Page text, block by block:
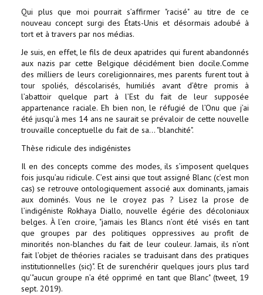
Qui plus que moi pourrait s’affirmer "racisé" au titre de ce
nouveau concept surgi des États-Unis et désormais adoubé à
tort et à travers par nos médias.
Je suis, en effet, le fils de deux apatrides qui furent abandonnés
aux nazis par cette Belgique décidément bien docile.Comme
des milliers de leurs coreligionnaires, mes parents furent tout à
tour spoliés, déscolarisés, humiliés avant d’être promis à
l’abattoir quelque part à l’Est du fait de leur supposée
appartenance raciale. Eh bien non, le réfugié de l’Onu que j’ai
été jusqu’à mes 14 ans ne saurait se prévaloir de cette nouvelle
trouvaille conceptuelle du fait de sa… "blanchité".
Thèse ridicule des indigénistes
Il en des concepts comme des modes, ils s’imposent quelques
fois jusqu’au ridicule. C’est ainsi que tout assigné Blanc (c’est mon
cas) se retrouve ontologiquement associé aux dominants, jamais
aux dominés. Vous ne le croyez pas ? Lisez la prose de
l’indigéniste Rokhaya Diallo, nouvelle égérie des décoloniaux
belges. À l’en croire, "jamais les Blancs n’ont été visés en tant
que groupes par des politiques oppressives au profit de
minorités non-blanches du fait de leur couleur. Jamais, ils n’ont
fait l’objet de théories raciales se traduisant dans des pratiques
institutionnelles (sic)". Et de surenchérir quelques jours plus tard
qu’"aucun groupe n’a été opprimé en tant que Blanc" (tweet, 19
sept. 2019).